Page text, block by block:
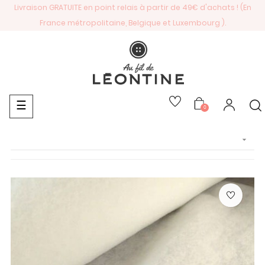
Livraison GRATUITE en point relais à partir de 49€ d'achats ! (En
France métropolitaine, Belgique et Luxembourg ).
Basculer
la
☰ 0
